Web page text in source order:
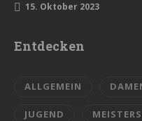
15. Oktober 2023
Entdecken
ALLGEMEIN
JUGEND